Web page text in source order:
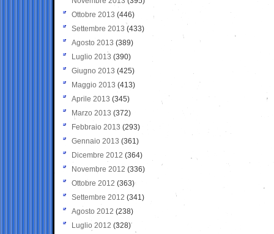
Ottobre 2013 (446)
Settembre 2013 (433)
Agosto 2013 (389)
Luglio 2013 (390)
Giugno 2013 (425)
Maggio 2013 (413)
Aprile 2013 (345)
Marzo 2013 (372)
Febbraio 2013 (293)
Gennaio 2013 (361)
Dicembre 2012 (364)
Novembre 2012 (336)
Ottobre 2012 (363)
Settembre 2012 (341)
Agosto 2012 (238)
Luglio 2012 (328)